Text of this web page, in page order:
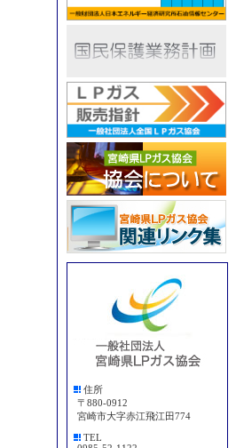
住所
〒880-0912
宮崎市大字赤江飛江田774
TEL